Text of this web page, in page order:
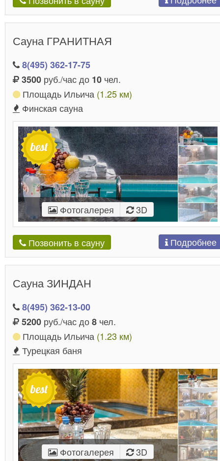
Сауна ГРАНИТНАЯ
8(495) 362-17-75
3500 руб./час до 10 чел.
Площадь Ильича (1.25 км)
Финская сауна
Фотогалерея 3D
Позвонить в сауну Подробнее
Сауна ЗИНДАН
8(495) 362-13-00
5200 руб./час до8 чел.
Площадь Ильича (1.23 км)
Турецкая баня
Фотогалерея 3D